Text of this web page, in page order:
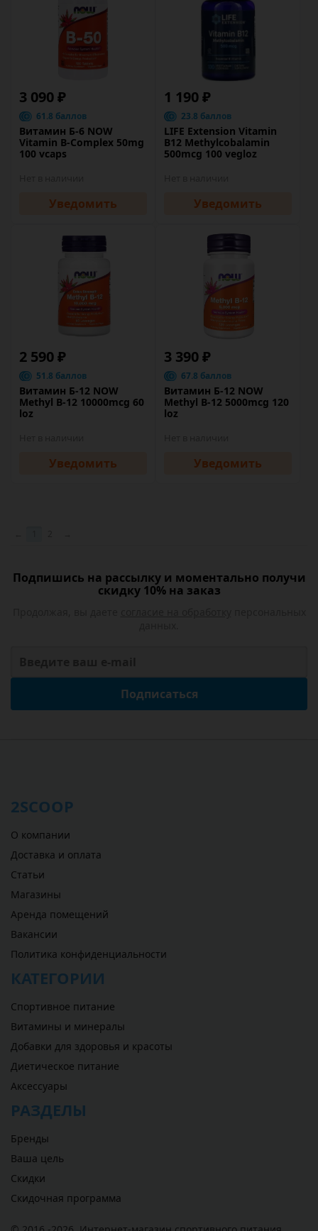
3 090 ₽
61.8 баллов
Витамин Б-6 NOW
Vitamin B-Complex 50mg
100 vcaps
Уведомить
1 190 ₽
23.8 баллов
LIFE Extension Vitamin
B12 Methylcobalamin
500mcg 100 vegloz
Уведомить
2 590 ₽
51.8 баллов
Витамин Б-12 NOW
Methyl B-12 10000mcg 60
loz
Уведомить
3 390 ₽
67.8 баллов
Витамин Б-12 NOW
Methyl B-12 5000mcg 120
loz
Уведомить
Подпишись на рассылку и моментально получи
скидку 10% на заказ
Подписаться
2SCOOP
О компании
Доставка и оплата
Статьи
Магазины
Аренда помещений
Вакансии
Политика конфиденциальности
КАТЕГОРИИ
Спортивное питание
Витамины и минералы
Добавки для здоровья и красоты
Диетическое питание
Аксессуары
РАЗДЕЛЫ
Бренды
Ваша цель
Скидки
Скидочная программа